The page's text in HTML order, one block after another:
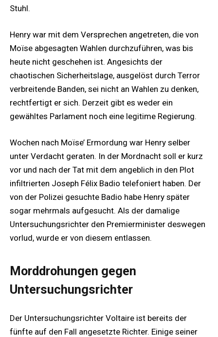
Stuhl.
Henry war mit dem Versprechen angetreten, die von
Moïse abgesagten Wahlen durchzuführen, was bis
heute nicht geschehen ist. Angesichts der
chaotischen Sicherheitslage, ausgelöst durch Terror
verbreitende Banden, sei nicht an Wahlen zu denken,
rechtfertigt er sich. Derzeit gibt es weder ein
gewähltes Parlament noch eine legitime Regierung.
Wochen nach Moïse’ Ermordung war Henry selber
unter Verdacht geraten. In der Mordnacht soll er kurz
vor und nach der Tat mit dem angeblich in den Plot
infiltrierten Joseph Félix Badio telefoniert haben. Der
von der Polizei gesuchte Badio habe Henry später
sogar mehrmals aufgesucht. Als der damalige
Untersuchungsrichter den Premierminister deswegen
vorlud, wurde er von diesem entlassen.
Morddrohungen gegen
Untersuchungsrichter
Der Untersuchungsrichter Voltaire ist bereits der
fünfte auf den Fall angesetzte Richter. Einige seiner